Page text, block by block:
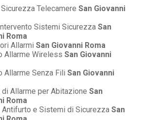
Telecamere San Giovanni
Sistemi Sicurezza San
Roma
Allarmi San Giovanni Roma
Allarme Wireless San Giovanni
Allarme Senza Fili San Giovanni
di Allarme per Abitazione San
Roma
Antifurto e Sistemi di Sicurezza San